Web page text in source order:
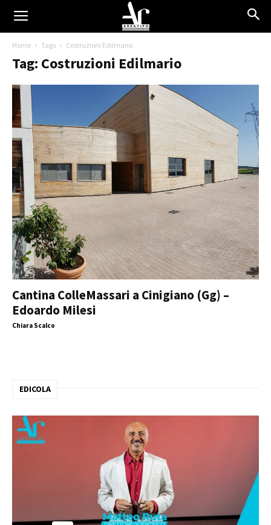
Home Tags Costruzioni Edilmario
Tag: Costruzioni Edilmario
Cantina ColleMassari a Cinigiano (Gg) –
Edoardo Milesi
Chiara Scalco
EDICOLA